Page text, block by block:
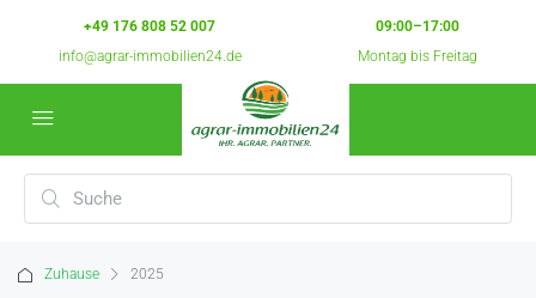
+49 176 808 52 007
info@agrar-immobilien24.de
09:00–17:00
Montag bis Freitag
Zuhause 2025